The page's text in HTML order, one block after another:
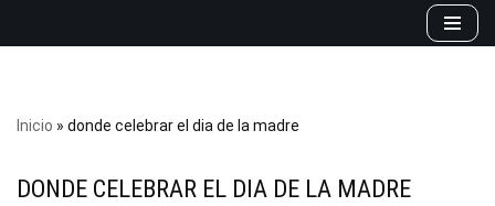
Inicio » donde celebrar el dia de la madre
DONDE CELEBRAR EL DIA DE LA MADRE